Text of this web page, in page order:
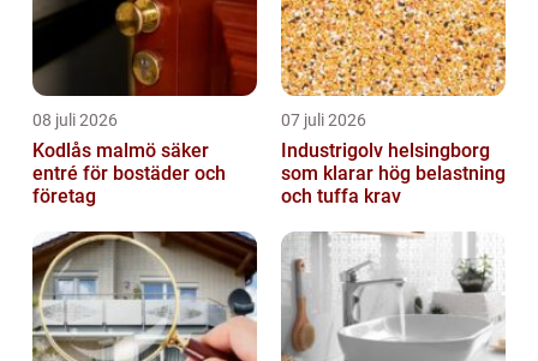
08 juli 2026
Kodlås malmö säker
entré för bostäder och
företag
07 juli 2026
Industrigolv helsingborg
som klarar hög belastning
och tuffa krav